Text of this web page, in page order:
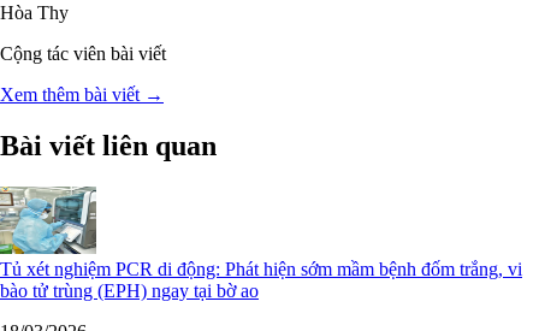
Hòa Thy
Cộng tác viên bài viết
Xem thêm bài viết →
Bài viết liên quan
Tủ xét nghiệm PCR di động: Phát hiện sớm mầm bệnh đốm trắng, vi
bào tử trùng (EPH) ngay tại bờ ao